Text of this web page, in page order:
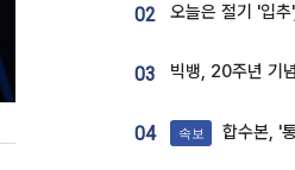
02 오늘은 절기 '입
03
04 속보 합수본, '통계 조